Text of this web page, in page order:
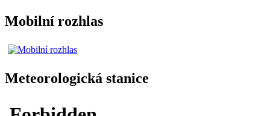
Mobilní rozhlas
Meteorologická stanice